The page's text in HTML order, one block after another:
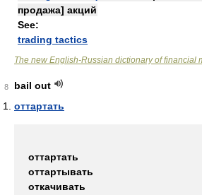
продажа] акций
See:
trading tactics
The new English-Russian dictionary of financial
8
bail out
оттартать
оттартать
оттартывать
откачивать